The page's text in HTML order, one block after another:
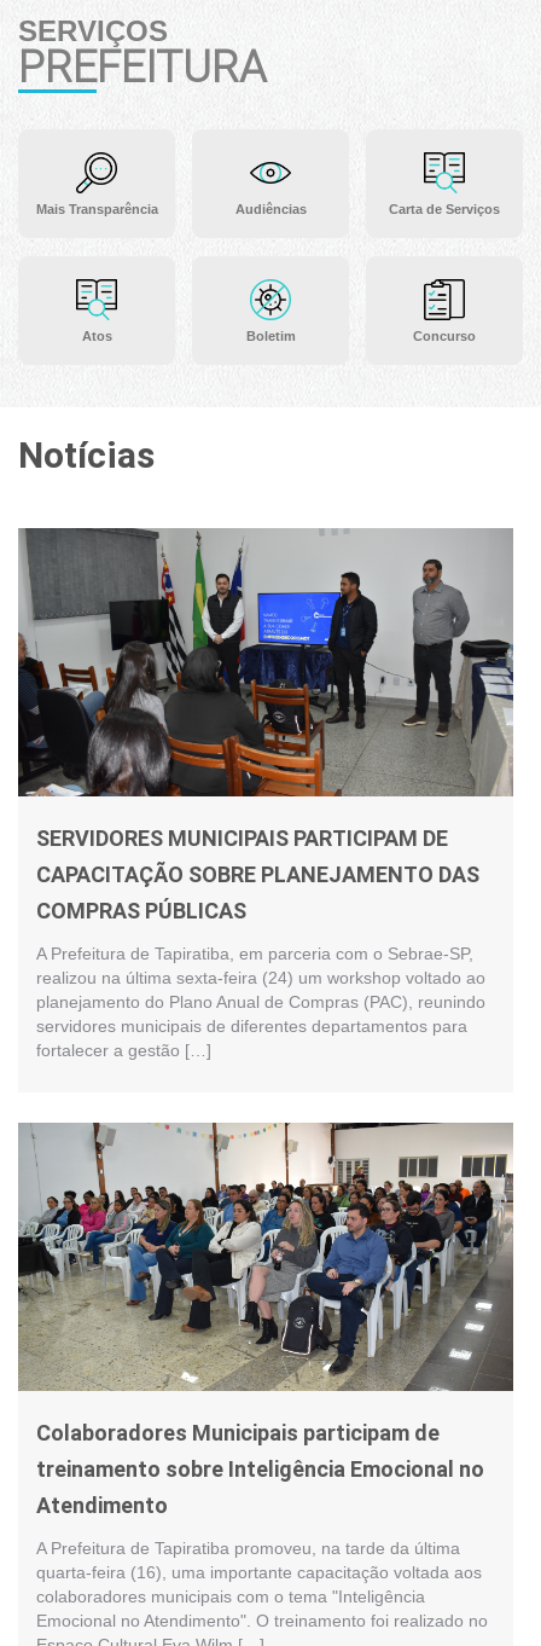
SERVIÇOS
PREFEITURA
Mais Transparência
Atos
Audiências
Boletim
Carta de Serviços
Concurso
Notícias
SERVIDORES MUNICIPAIS PARTICIPAM DE
CAPACITAÇÃO SOBRE PLANEJAMENTO DAS
COMPRAS PÚBLICAS
A Prefeitura de Tapiratiba, em parceria com o Sebrae-SP,
realizou na última sexta-feira (24) um workshop voltado ao
planejamento do Plano Anual de Compras (PAC), reunindo
servidores municipais de diferentes departamentos para
fortalecer a gestão […]
Colaboradores Municipais participam de
treinamento sobre Inteligência Emocional no
Atendimento
A Prefeitura de Tapiratiba promoveu, na tarde da última
quarta-feira (16), uma importante capacitação voltada aos
colaboradores municipais com o tema "Inteligência
Emocional no Atendimento". O treinamento foi realizado no